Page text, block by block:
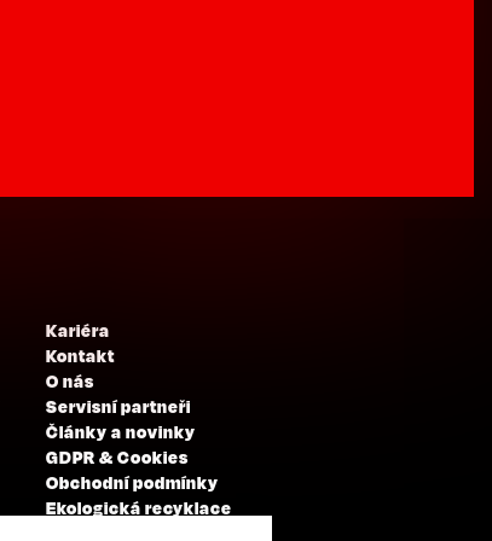
Kariéra
Kontakt
O nás
Servisní partneři
Články a novinky
GDPR & Cookies
Obchodní podmínky
Ekologická recyklace